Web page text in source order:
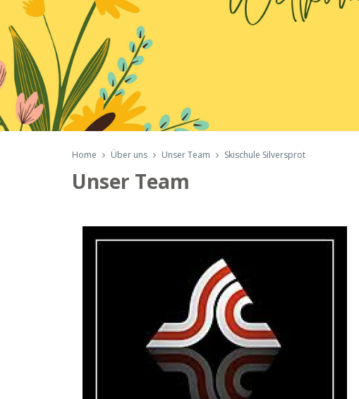
Home Über uns Unser Team Skischule Silversprot
Unser Team